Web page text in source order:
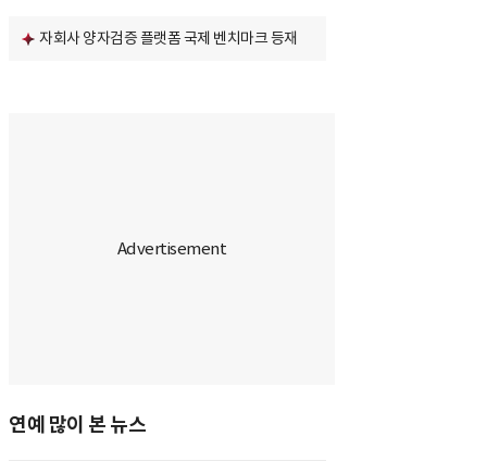
자회사 양자검증 플랫폼 국제 벤치마크 등재
연예 많이 본 뉴스